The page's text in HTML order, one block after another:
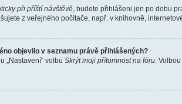
při příští návštěvě, budete přihlášeni jen po dobu
z veřejného počítače, např. v knihovně,
objevilo v seznamu právě přihlášených?
„Nastavení“ volbu Skrýt moji přítomnost na fóru.